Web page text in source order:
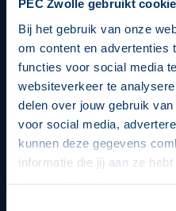
PEC Zwolle gebruikt
Bij het gebruik van onze
om content en advertenties
functies voor social media
websiteverkeer te
delen over jouw gebruik
voor social media,
kunnen deze gegevens
informatie die jij aan ze